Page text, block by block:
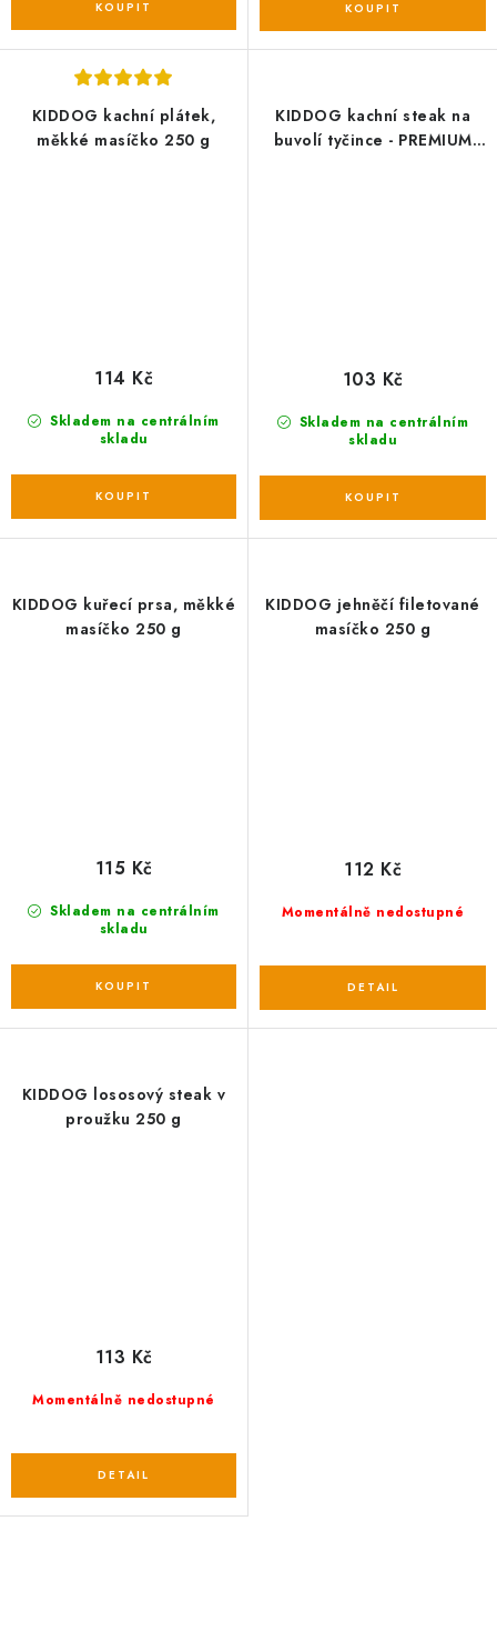
KIDDOG kachní plátek,
měkké masíčko 250 g
Skladem na centrálním
skladu
114 Kč
KIDDOG kachní steak na
buvolí tyčince - PREMIUM
Skladem na centrálním
skladu
103 Kč
KIDDOG kuřecí prsa, měkké
masíčko 250 g
Skladem na centrálním
skladu
115 Kč
KIDDOG jehněčí filetované
masíčko 250 g
Momentálně nedostupné
112 Kč
KIDDOG lososový steak v
proužku 250 g
Momentálně nedostupné
113 Kč